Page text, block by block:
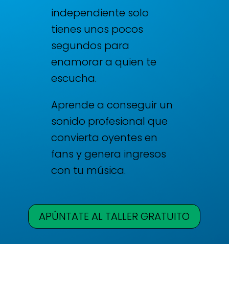
independiente solo
tienes unos pocos
segundos para
enamorar a quien te
escucha.
Aprende a conseguir un
sonido profesional que
convierta oyentes en
fans y genera ingresos
con tu música.
APÚNTATE AL TALLER GRATUITO